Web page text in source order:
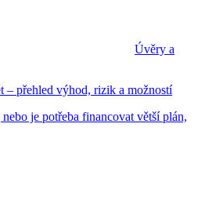
Úvěry a
– přehled výhod, rizik a možností
je potřeba financovat větší plán,